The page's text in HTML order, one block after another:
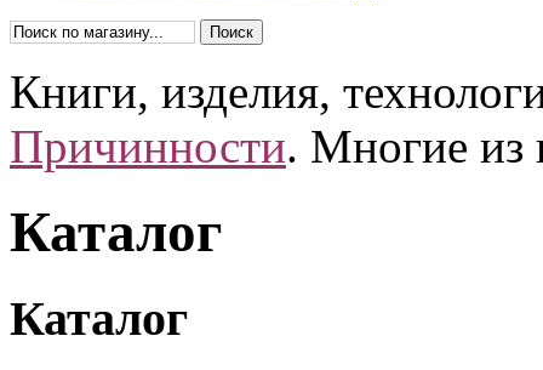
Книги, изделия,
Причинности. Многие из
Каталог
Каталог